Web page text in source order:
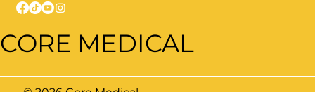
CORE MEDICAL